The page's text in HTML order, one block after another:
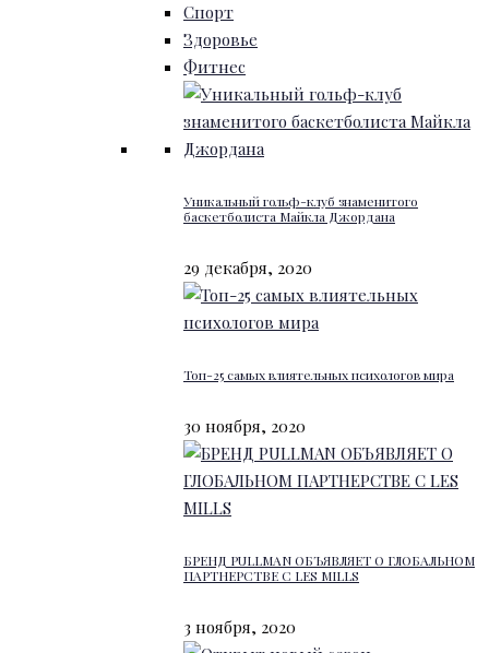
Спорт
Здоровье
Фитнес
Уникальный гольф-клуб знаменитого
баскетболиста Майкла Джордана
29 декабря, 2020
Топ-25 самых влиятельных психологов мира
30 ноября, 2020
БРЕНД PULLMAN ОБЪЯВЛЯЕТ О ГЛОБАЛЬНОМ
ПАРТНЕРСТВЕ С LES MILLS
3 ноября, 2020